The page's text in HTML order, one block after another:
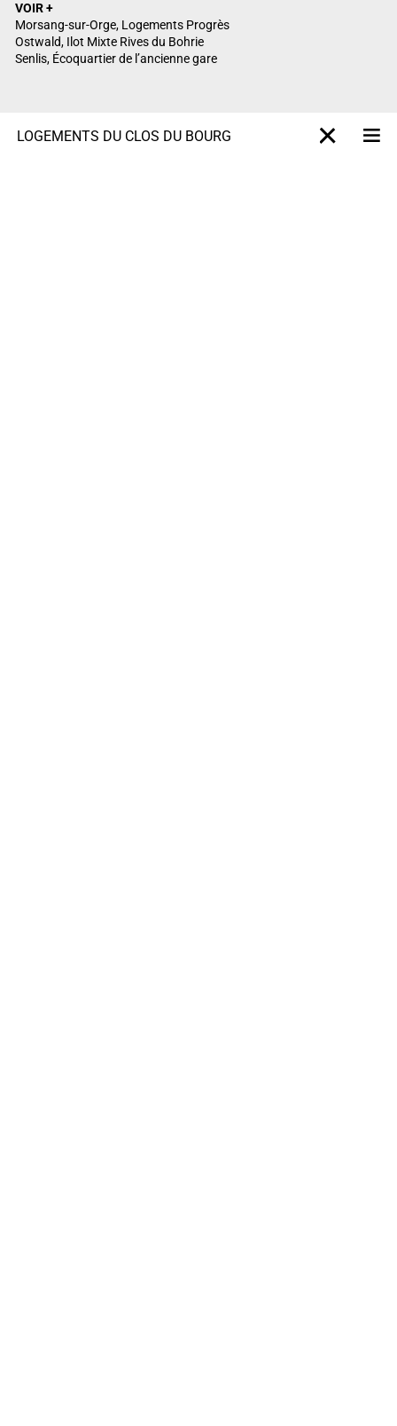
LOGEMENTS DU CLOS DU BOURG X-projet
VOIR +
Morsang-sur-Orge, Logements Progrès
Ostwald, Ilot Mixte Rives du Bohrie
Senlis, Écoquartier de l’ancienne gare